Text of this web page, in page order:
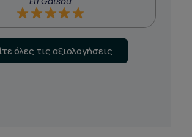
όλες τις αξιολογήσεις